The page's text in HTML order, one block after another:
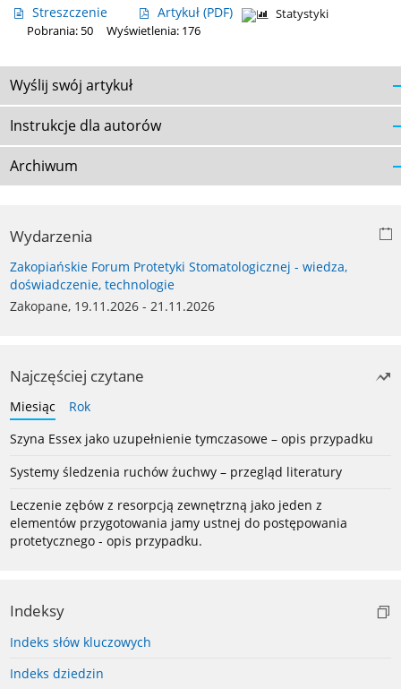
Streszczenie Artykuł (PDF)
Statystyki
Pobrania: 50
Wyświetlenia: 176
Wyślij swój artykuł
Instrukcje dla autorów
Archiwum
Wydarzenia
Zakopiańskie Forum Protetyki Stomatologicznej - wiedza,
doświadczenie, technologie
Zakopane, 19.11.2026 - 21.11.2026
Najczęściej czytane
Miesiąc
Rok
Szyna Essex jako uzupełnienie tymczasowe – opis przypadku
Systemy śledzenia ruchów żuchwy – przegląd literatury
Leczenie zębów z resorpcją zewnętrzną jako jeden z
elementów przygotowania jamy ustnej do postępowania
protetycznego - opis przypadku.
Indeksy
Indeks słów kluczowych
Indeks dziedzin